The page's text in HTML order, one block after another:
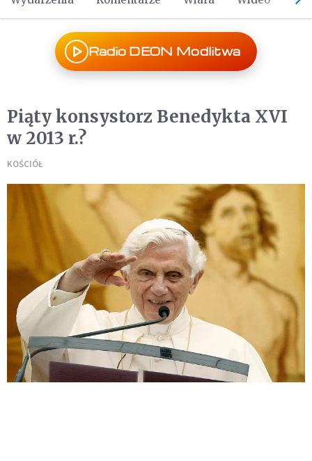
Radio DEON Modlitwa
Piąty konsystorz Benedykta XVI
w 2013 r.?
KOŚCIÓŁ